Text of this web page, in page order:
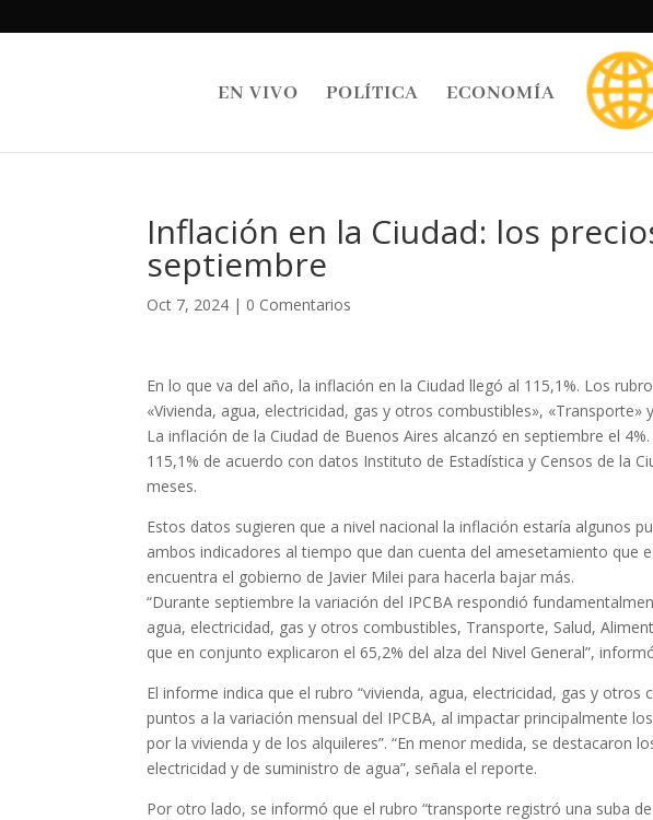
EN VIVO POLÍTICA ECONOMÍA
Inflación en la Ciudad: los
septiembre
Oct 7, 2024 | 0 Comentarios
En lo que va del año, la inflación en la Ciudad llegó al 115,1%. Los
«Vivienda, agua, electricidad, gas y otros combustibles», «Transporte»
La inflación de la Ciudad de Buenos Aires alcanzó en septiembre el
115,1% de acuerdo con datos Instituto de Estadística y Censos de la
meses.
Estos datos sugieren que a nivel nacional la inflación estaría algunos
ambos indicadores al tiempo que dan cuenta del amesetamiento que
encuentra el gobierno de Javier Milei para hacerla bajar más.
“Durante septiembre la variación del IPCBA respondió
agua, electricidad, gas y otros combustibles, Transporte, Salud,
que en conjunto explicaron el 65,2% del alza del Nivel General”,
El informe indica que el rubro “vivienda, agua, electricidad, gas y
puntos a la variación mensual del IPCBA, al impactar principalmente
por la vivienda y de los alquileres”. “En menor medida, se destacaron
electricidad y de suministro de agua”, señala el reporte.
Por otro lado, se informó que el rubro “transporte registró una suba